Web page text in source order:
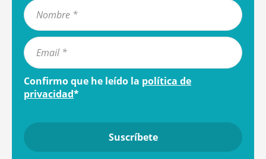
Confirmo que he leído la política de
privacidad*